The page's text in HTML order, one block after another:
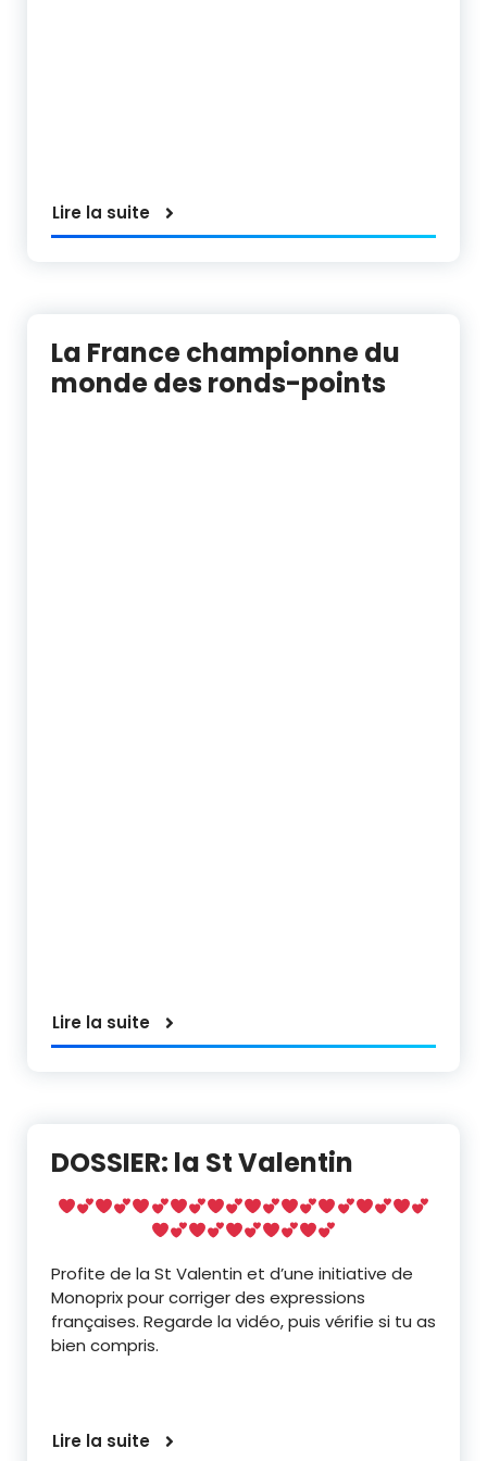
Lire la suite
La France championne du
monde des ronds-points
Lire la suite
DOSSIER: la St Valentin
Profite de la St Valentin et d’une initiative de
Monoprix pour corriger des expressions
françaises. Regarde la vidéo, puis vérifie si tu as
bien compris.
Lire la suite